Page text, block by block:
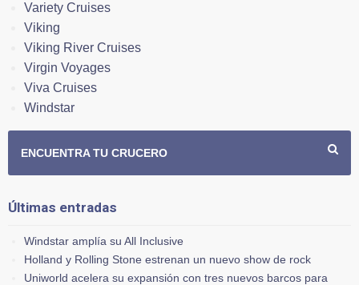
Variety Cruises
Viking
Viking River Cruises
Virgin Voyages
Viva Cruises
Windstar
ENCUENTRA TU CRUCERO
Últimas entradas
Windstar amplía su All Inclusive
Holland y Rolling Stone estrenan un nuevo show de rock
Uniworld acelera su expansión con tres nuevos barcos para